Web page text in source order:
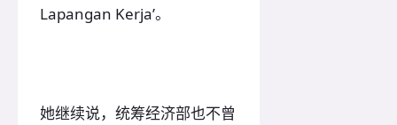
Lapangan Kerja’。
她继续说，统筹经济部也不曾